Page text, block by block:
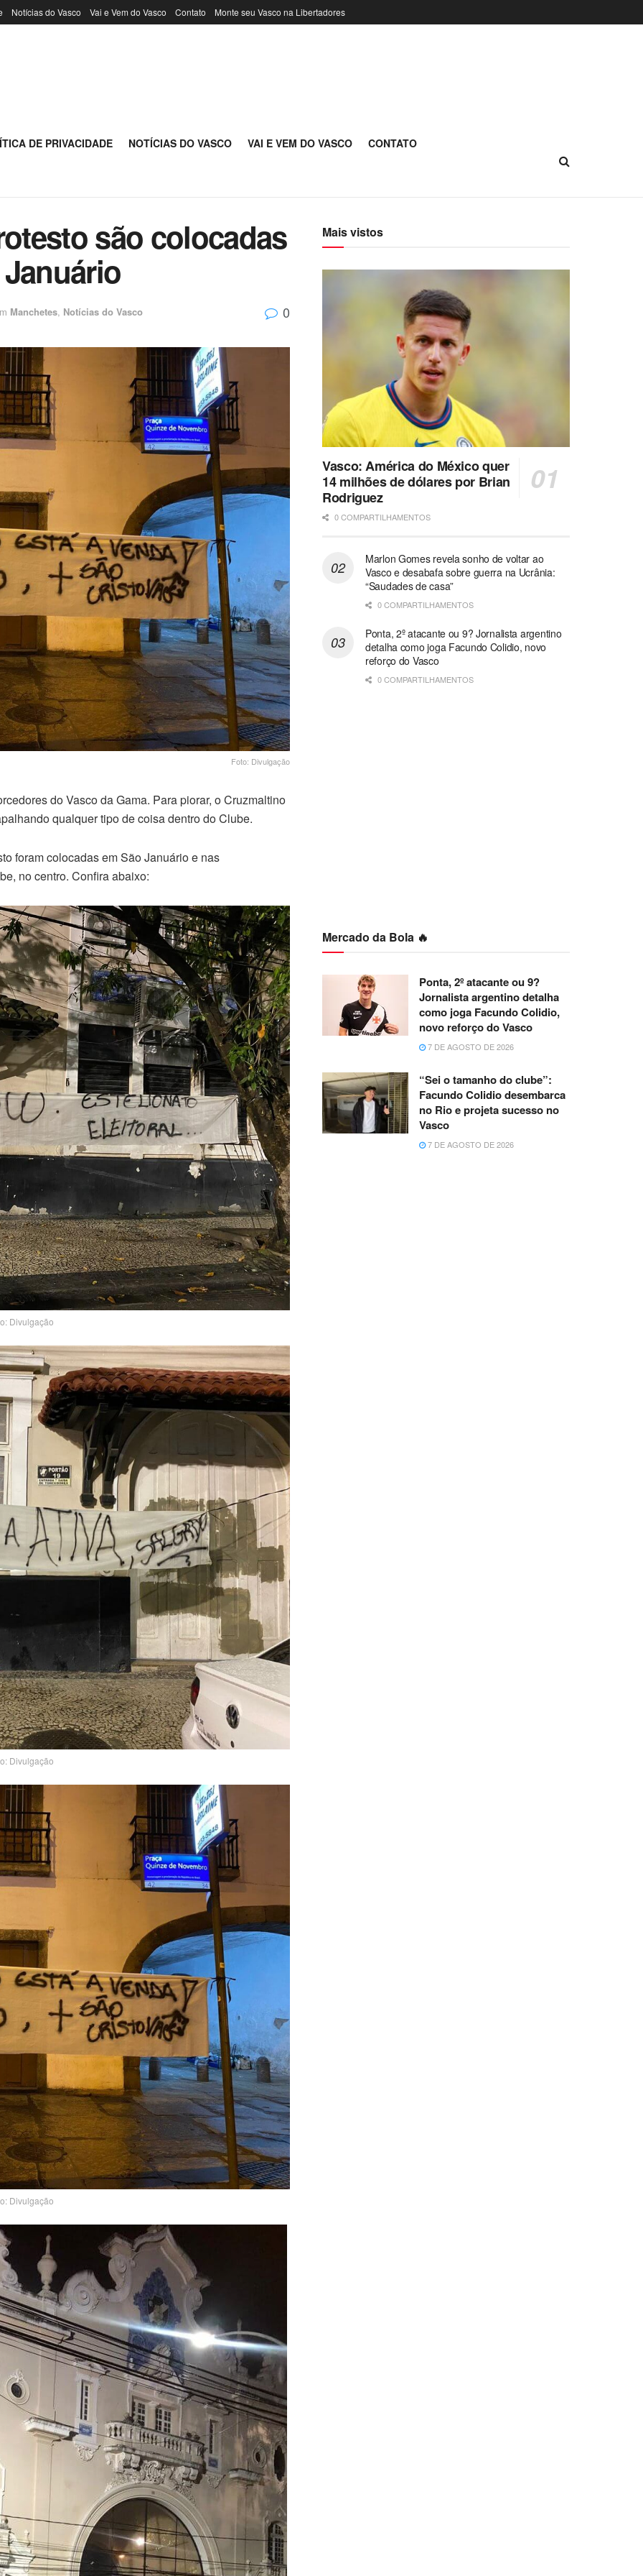
Notícias do Vasco Vai e Vem do Vasco Contato Monte seu Vasco na Libertadores
DE PRIVACIDADE NOTÍCIAS DO VASCO VAI E VEM DO VASCO CONTATO
são colocadas
Manchetes, Notícias do Vasco 0
Foto: Divulgação
do Vasco da Gama. Para piorar, o Cruzmaltino
qualquer tipo de coisa dentro do Clube.
foram colocadas em São Januário e nas
no centro. Confira abaixo:
Divulgação
Divulgação
Divulgação
Mais vistos
Vasco: América do México quer
14 milhões de dólares por Brian
Rodriguez
0 COMPARTILHAMENTOS
Marlon Gomes revela sonho de voltar ao
Vasco e desabafa sobre guerra na Ucrânia:
“Saudades de casa”
0 COMPARTILHAMENTOS
Ponta, 2º atacante ou 9? Jornalista argentino
detalha como joga Facundo Colidio, novo
reforço do Vasco
0 COMPARTILHAMENTOS
Mercado da Bola 🔥
Ponta, 2º atacante ou 9?
Jornalista argentino detalha
como joga Facundo Colidio,
novo reforço do Vasco
7 DE AGOSTO DE 2026
“Sei o tamanho do clube”:
Facundo Colidio desembarca
no Rio e projeta sucesso no
Vasco
7 DE AGOSTO DE 2026